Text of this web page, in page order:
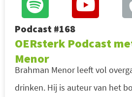
Podcast #168
OERsterk Podcast
Menor
Brahman Menor leeft vol
drinken. Hij is auteur van het